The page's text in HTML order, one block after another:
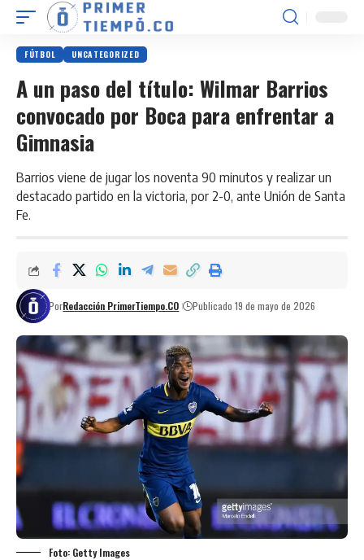
FÚTBOL UNCATEGORIZED
A un paso del título: Wilmar Barrios
convocado por Boca para enfrentar a
Gimnasia
Barrios viene de jugar los noventa 90 minutos y realizar un
destacado partido en la victoria, por 2-0, ante Unión de Santa
Fe.
PorRedacción PrimerTiempo.CO Publicado 19 de mayo de 2026
Foto: Getty Images